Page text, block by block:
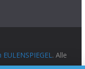
. Alle